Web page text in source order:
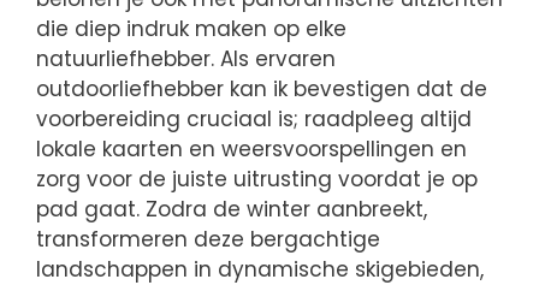
die diep indruk maken op elke
natuurliefhebber. Als ervaren
outdoorliefhebber kan ik bevestigen dat de
voorbereiding cruciaal is; raadpleeg altijd
lokale kaarten en weersvoorspellingen en
zorg voor de juiste uitrusting voordat je op
pad gaat. Zodra de winter aanbreekt,
transformeren deze bergachtige
landschappen in dynamische skigebieden,